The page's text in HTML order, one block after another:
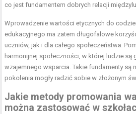
co jest fundamentem dobrych relacji
Wprowadzenie wartości etycznych do
edukacyjnego ma zatem długofalowe
uczniów, jak i dla całego społeczeństwa.
harmonijnej społeczności, w której ludzie są
wzajemnego wsparcia. Takie fundamenty są
pokolenia mogły radzić sobie w złożonym
Jakie metody promowania
można zastosować w